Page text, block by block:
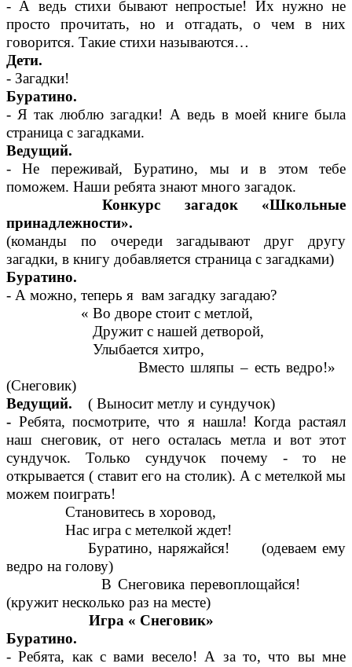
- А ведь стихи бывают непростые! Их нужно не
просто прочитать, но и отгадать, о чем в них
говорится. Такие стихи называются…
Дети.
- Загадки!
Буратино.
- Я так люблю загадки! А ведь в моей книге была
страница с загадками.
Ведущий.
- Не переживай, Буратино, мы и в этом тебе
поможем. Наши ребята знают много загадок.
Конкурс загадок «Школьные
принадлежности».
(команды по очереди загадывают друг другу
загадки, в книгу добавляется страница с загадками)
Буратино.
- А можно, теперь я вам загадку загадаю?
« Во дворе стоит с метлой,
Дружит с нашей детворой,
Улыбается хитро,
Вместо шляпы – есть ведро!»
(Снеговик)
Ведущий. ( Выносит метлу и сундучок)
- Ребята, посмотрите, что я нашла! Когда растаял
наш снеговик, от него осталась метла и вот этот
сундучок. Только сундучок почему - то не
открывается ( ставит его на столик). А с метелкой мы
можем поиграть!
Становитесь в хоровод,
Нас игра с метелкой ждет!
Буратино, наряжайся! (одеваем ему
ведро на голову)
В Снеговика перевоплощайся!
(кружит несколько раз на месте)
Игра « Снеговик»
Буратино.
- Ребята, как с вами весело! А за то, что вы мне